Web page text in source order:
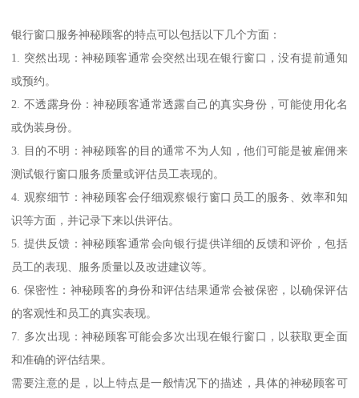
银行窗口服务神秘顾客的特点可以包括以下几个方面：
1. 突然出现：神秘顾客通常会突然出现在银行窗口，没有提前通知
或预约。
2. 不透露身份：神秘顾客通常透露自己的真实身份，可能使用化名
或伪装身份。
3. 目的不明：神秘顾客的目的通常不为人知，他们可能是被雇佣来
测试银行窗口服务质量或评估员工表现的。
4. 观察细节：神秘顾客会仔细观察银行窗口员工的服务、效率和知
识等方面，并记录下来以供评估。
5. 提供反馈：神秘顾客通常会向银行提供详细的反馈和评价，包括
员工的表现、服务质量以及改进建议等。
6. 保密性：神秘顾客的身份和评估结果通常会被保密，以确保评估
的客观性和员工的真实表现。
7. 多次出现：神秘顾客可能会多次出现在银行窗口，以获取更全面
和准确的评估结果。
需要注意的是，以上特点是一般情况下的描述，具体的神秘顾客可